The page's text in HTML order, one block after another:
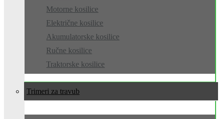
Motorne kosilice
Električne kosilice
Akumulatorske kosilice
Ručne kosilice
Traktorske kosilice
Trimeri za travu